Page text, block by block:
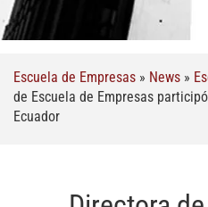
Escuela de Empresas » News »
de Escuela de Empresas
Ecuador